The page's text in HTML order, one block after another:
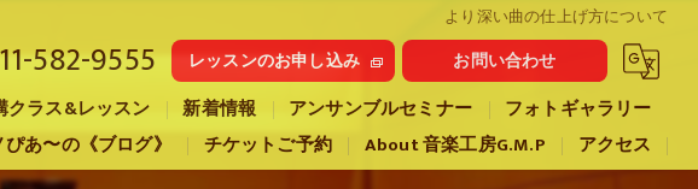
より深い曲の仕上げ方について
582-9555 レッスンのお申し込み お問い合わせ
コミ情報
クラス&レッスン 新着情報 アンサンブルセミナー
フォトギャラリー
あ〜の《ブログ》 チケットご予約 About 音楽工房G.M.P アクセス